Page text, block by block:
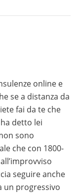
online e
se a distanza da
fai da te che
detto lei
sono
che con 1800-
seguire anche
un progressivo